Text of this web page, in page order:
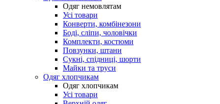
Одяг немовлятам
Усі товари
Конверти, комбінезони
Боді, сліпи, чоловічки
Комплекти, костюми
Повзунки, штани
Сукні, спідниці, шорти
Майки та труси
Одяг хлопчикам
Одяг хлопчикам
Усі товари